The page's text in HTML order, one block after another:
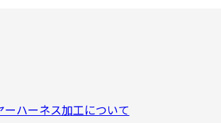
ーハーネス加工について